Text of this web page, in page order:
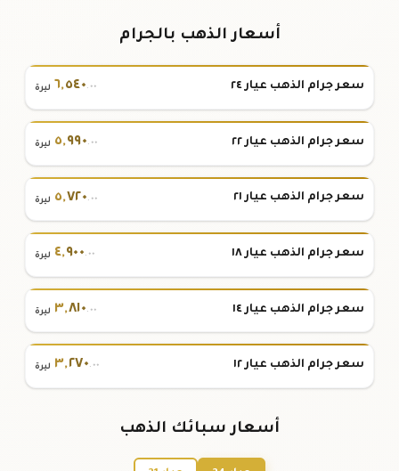
أسعار الذهب بالجرام
سعر جرام الذهب عيار ٢٤ ٦,٥٤٠.٠٠ ليرة
سعر جرام الذهب عيار ٢٢ ٥,٩٩٠.٠٠ ليرة
سعر جرام الذهب عيار ٢١ ٥,٧٢٠.٠٠ ليرة
سعر جرام الذهب عيار ١٨ ٤,٩٠٠.٠٠ ليرة
سعر جرام الذهب عيار ١٤ ٣,٨١٠.٠٠ ليرة
سعر جرام الذهب عيار ١٢ ٣,٢٧٠.٠٠ ليرة
أسعار سبائك الذهب